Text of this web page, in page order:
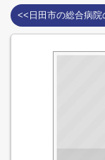
<<日田市の総合病院